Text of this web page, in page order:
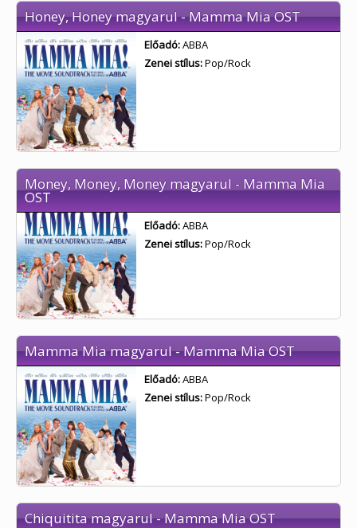
Honey, Honey magyarul - Mamma Mia OST
Előadó:ABBA
Zenei stílus:Pop/Rock
Money, Money, Money magyarul - Mamma Mia
OST
Előadó:ABBA
Zenei stílus:Pop/Rock
Mamma Mia magyarul - Mamma Mia OST
Előadó:ABBA
Zenei stílus:Pop/Rock
Chiquitita magyarul - Mamma Mia OST